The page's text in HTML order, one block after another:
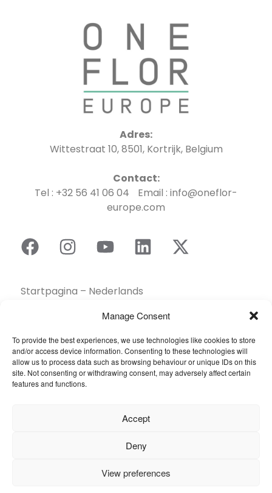
Manage Consent
To provide the best experiences, we use technologies like cookies to store
and/or access device information. Consenting to these technologies will
allow us to process data such as browsing behaviour or unique IDs on this
site. Not consenting or withdrawing consent, may adversely affect certain
features and functions.
Accept
Deny
View preferences
Adres:
Wittestraat 10, 8501, Kortrijk, Belgium
Contact:
Tel : +32 56 41 06 04 Email : info@oneflor-
europe.com
Startpagina – Nederlands
Collectie
Duurzaamheid
Een dealer vinden
Veelgestelde vragen